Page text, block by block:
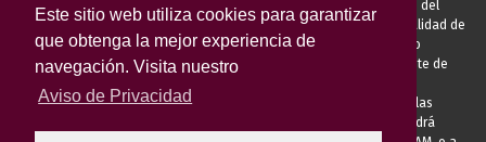
Este sitio web utiliza cookies para garantizar
que obtenga la mejor experiencia de
navegación. Visita nuestro
Aviso de Privacidad
El Instituto de Investigaciones Estéticas de la UNAM, es responsable del
tratamiento de sus datos personales para el registro de usted en calidad de
alumno, docente, personal de la entidad académica, conferencista o
invitado externo (nacional o extranjero), visitante, proveedor o cliente de
anteriormente descritas u otras aquellas exigidas legalmente o por las
autoridades competentes podrá transferir sus datos personales. Podrá